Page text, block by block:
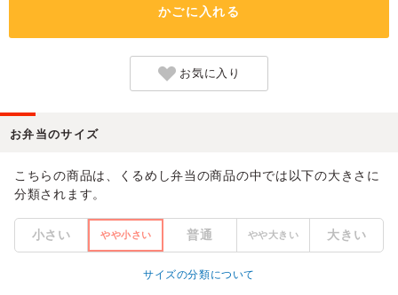
かごに入れる
お気に入り
お弁当のサイズ
こちらの商品は、くるめし弁当の商品の中では以下の大きさに
分類されます。
小さい やや小さい 普通 やや大きい 大きい
サイズの分類について